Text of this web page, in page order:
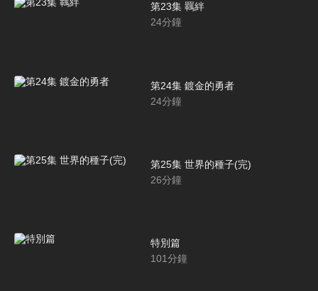
第23集 羈絆
24分鐘
第24集 鍍金的勇者
24分鐘
第25集 世界的種子(完)
26分鐘
特別篇
101分鐘